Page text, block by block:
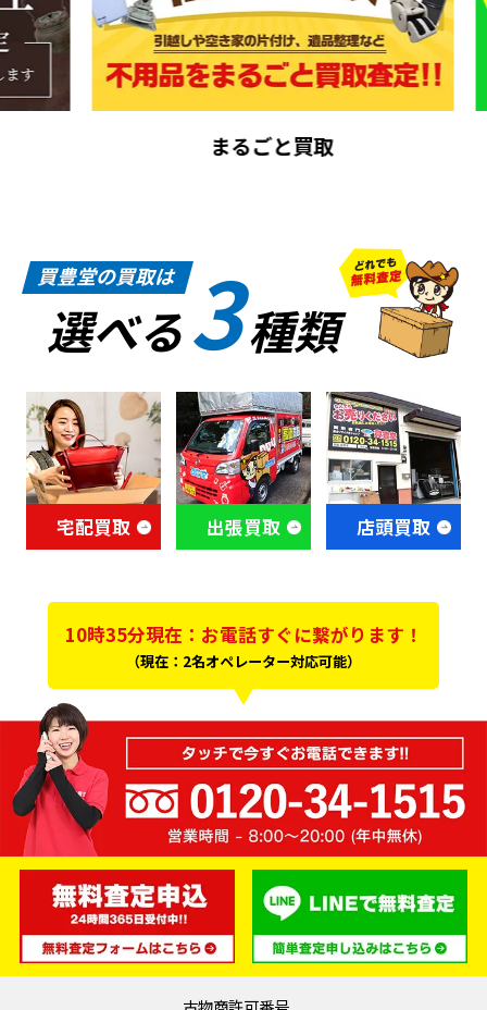
まるごと買取
買豊堂の買取は
選べる3種類
宅配買取 出張買取 店頭買取
10時35分現在：お電話すぐに繋がります！
（現在：2名オペレーター対応可能）